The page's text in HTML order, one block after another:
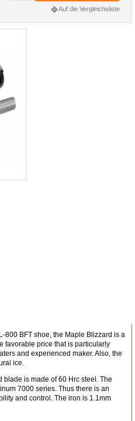
Auf die Vergleichsliste
800 BFT shoe, the Maple Blizzard is a
favorable price that is particularly
and experienced maker. Also, the
ice.
blade is made of 60 Hrc steel. The
7000 series. Thus there is an
and control. The iron is 1.1mm